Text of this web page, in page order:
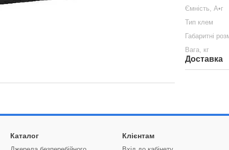
Ємність, А•г
Тип клем
Габаритні
Вага, кг
Доставка
Каталог Клієнтам